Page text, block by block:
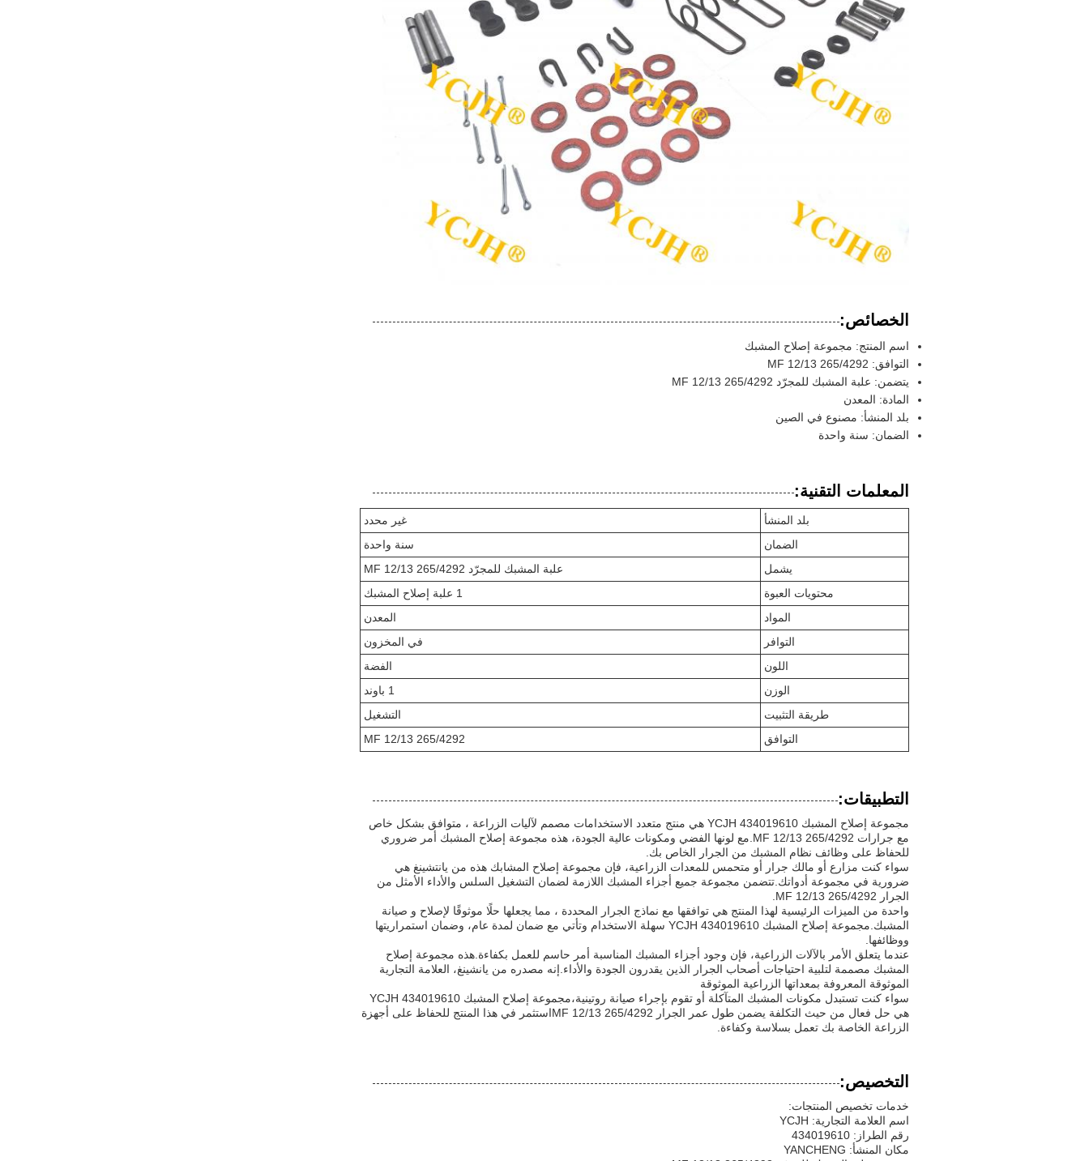
الخصائص:
اسم المنتج: مجموعة إصلاح المشبك
التوافق: MF 12/13 265/4292
يتضمن: علبة المشبك للمجرّد MF 12/13 265/4292
المادة: المعدن
بلد المنشأ: مصنوع في الصين
الضمان: سنة واحدة
المعلمات التقنية:
بلد المنشأ
غير محدد
الضمان
سنة واحدة
يشمل
علبة المشبك للمجرّد MF 12/13 265/4292
محتويات العبوة
1 علبة إصلاح المشبك
المواد
المعدن
التوافر
في المخزون
اللون
الفضة
الوزن
1 باوند
طريقة التثبيت
التشغيل
التوافق
MF 12/13 265/4292
التطبيقات:
مجموعة إصلاح المشبك YCJH 434019610 هي منتج متعدد الاستخدامات مصمم لآليات الزراعة ، متوافق بشكل خاص
مع جرارات MF 12/13 265/4292.مع لونها الفضي ومكونات عالية الجودة، هذه مجموعة إصلاح المشبك أمر ضروري
للحفاظ على وظائف نظام المشبك من الجرار الخاص بك.
سواء كنت مزارع أو مالك جرار أو متحمس للمعدات الزراعية، فإن مجموعة إصلاح المشابك هذه من يانتشينغ هي
ضرورية في مجموعة أدواتك.تتضمن مجموعة جميع أجزاء المشبك اللازمة لضمان التشغيل السلس والأداء الأمثل من
الجرار MF 12/13 265/4292.
واحدة من الميزات الرئيسية لهذا المنتج هي توافقها مع نماذج الجرار المحددة ، مما يجعلها حلًا موثوقًا لإصلاح و صيانة
المشبك.مجموعة إصلاح المشبك YCJH 434019610 سهلة الاستخدام وتأتي مع ضمان لمدة عام، وضمان استمراريتها
ووظائفها.
عندما يتعلق الأمر بالآلات الزراعية، فإن وجود أجزاء المشبك المناسبة أمر حاسم للعمل بكفاءة.هذه مجموعة إصلاح
المشبك مصممة لتلبية احتياجات أصحاب الجرار الذين يقدرون الجودة والأداء.إنه مصدره من يانشينغ، العلامة التجارية
الموثوقة المعروفة بمعداتها الزراعية الموثوقة
سواء كنت تستبدل مكونات المشبك المتآكلة أو تقوم بإجراء صيانة روتينية،مجموعة إصلاح المشبك YCJH 434019610
هي حل فعال من حيث التكلفة يضمن طول عمر الجرار MF 12/13 265/4292استثمر في هذا المنتج للحفاظ على أجهزة
الزراعة الخاصة بك تعمل بسلاسة وكفاءة.
التخصيص:
خدمات تخصيص المنتجات:
اسم العلامة التجارية: YCJH
رقم الطراز: 434019610
مكان المنشأ: YANCHENG